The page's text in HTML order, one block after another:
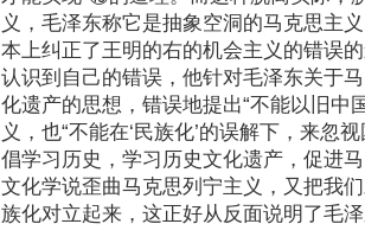
义，毛泽东称它是抽象空洞的马克思主
本上纠正了王明的右的机会主义的错误
认识到自己的错误，他针对毛泽东关于
化遗产的思想，错误地提出“不能以旧中
义，也“不能在‘民族化’的误解下，来忽
倡学习历史，学习历史文化遗产，促进
文化学说歪曲马克思列宁主义，又把我
族化对立起来，这正好从反面说明了毛